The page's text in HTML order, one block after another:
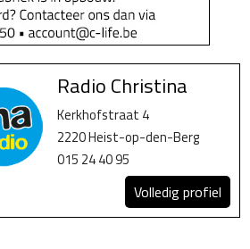
Radio Christina
Kerkhofstraat 4
2220 Heist-op-den-Berg
015 24 40 95
Volledig profiel